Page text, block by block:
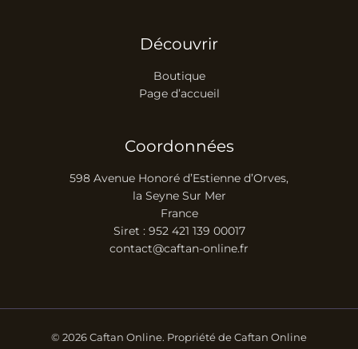
Découvrir
Boutique
Page d’accueil
Coordonnées
598 Avenue Honoré d’Estienne d’Orves,
la Seyne Sur Mer
France
Siret : 952 421 139 00017
contact@caftan-online.fr
© 2026 Caftan Online. Propriété de Caftan Online